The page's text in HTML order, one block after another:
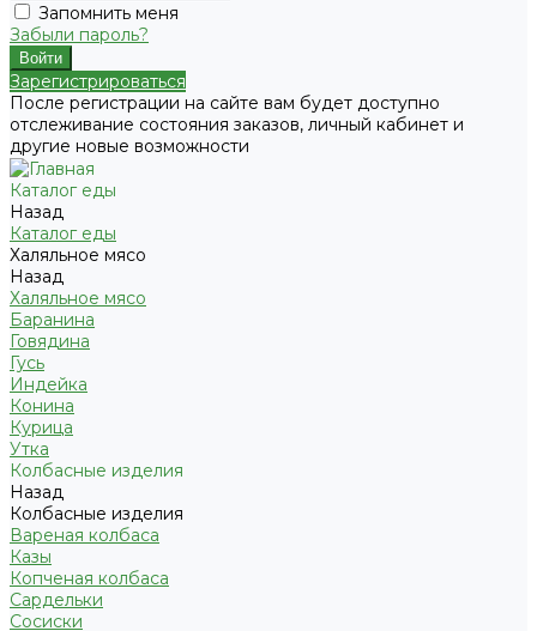
Запомнить меня
Забыли пароль?
Зарегистрироваться
После регистрации на сайте вам будет доступно
отслеживание состояния заказов, личный кабинет и
другие новые возможности
Каталог еды
Назад
Каталог еды
Халяльное мясо
Назад
Халяльное мясо
Баранина
Говядина
Гусь
Индейка
Конина
Курица
Утка
Колбасные изделия
Назад
Колбасные изделия
Вареная колбаса
Казы
Копченая колбаса
Сардельки
Сосиски